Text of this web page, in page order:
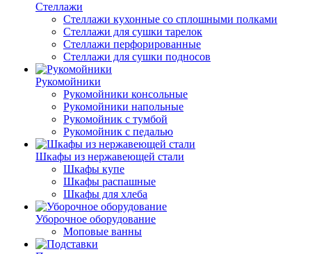
Стеллажи
Стеллажи кухонные со сплошными полками
Стеллажи для сушки тарелок
Стеллажи перфорированные
Стеллажи для сушки подносов
Рукомойники
Рукомойники консольные
Рукомойники напольные
Рукомойник с тумбой
Рукомойник с педалью
Шкафы из нержавеющей стали
Шкафы купе
Шкафы распашные
Шкафы для хлеба
Уборочное оборудование
Моповые ванны